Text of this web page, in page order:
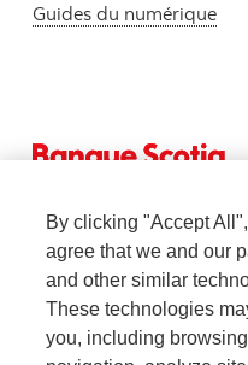
Guides du numérique
By clicking "Accept
agree that we and our
and other similar
These technologies
you, including